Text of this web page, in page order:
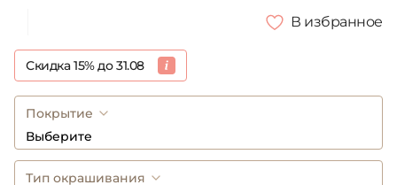
В избранное
Скидка 15% до 31.08
Покрытие
Выберите
Тип окрашивания